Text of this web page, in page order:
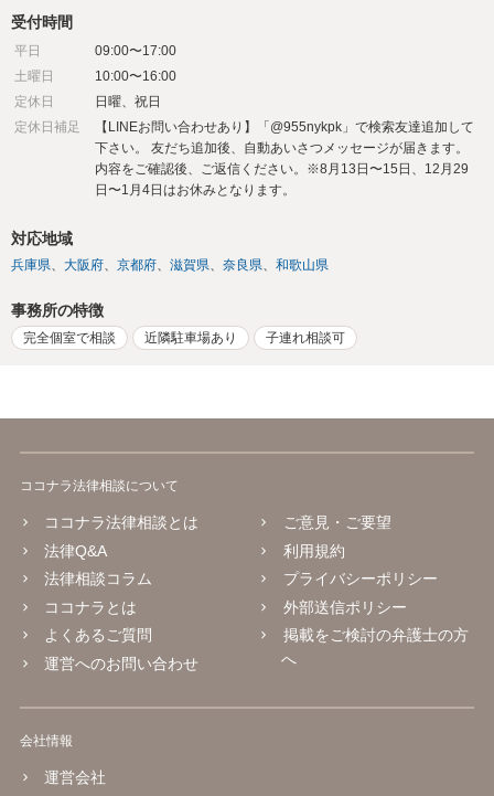
受付時間
平日
09:00〜17:00
土曜日
10:00〜16:00
定休日
日曜、祝日
定休日補足
【LINEお問い合わせあり】「@955nykpk」で検索友達追加して
下さい。 友だち追加後、自動あいさつメッセージが届きます。
内容をご確認後、ご返信ください。※8月13日〜15日、12月29
日〜1月4日はお休みとなります。
対応地域
兵庫県 大阪府 京都府 滋賀県 奈良県 和歌山県
事務所の特徴
完全個室で相談 近隣駐車場あり 子連れ相談可
ココナラ法律相談について
ココナラ法律相談とは
法律Q&A
法律相談コラム
ココナラとは
よくあるご質問
運営へのお問い合わせ
ご意見・ご要望
利用規約
プライバシーポリシー
外部送信ポリシー
掲載をご検討の弁護士の方
へ
会社情報
運営会社